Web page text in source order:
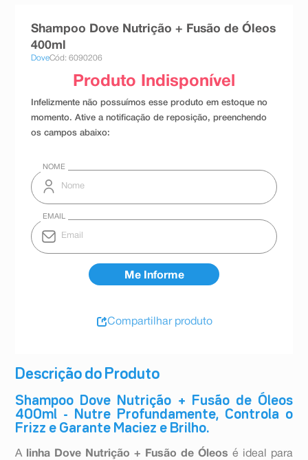
Descrição do Produto
Shampoo Dove Nutrição + Fusão de Óleos
400ml - Nutre Profundamente, Controla o
Frizz e Garante Maciez e Brilho.
Alinha Dove Nutrição + Fusão de Óleos é ideal para
Shampoo Dove Nutrição + Fusão de Óleos
400ml
DoveCód: 6090206
Compartilhar produto
teste gravidez
10ºesmalte